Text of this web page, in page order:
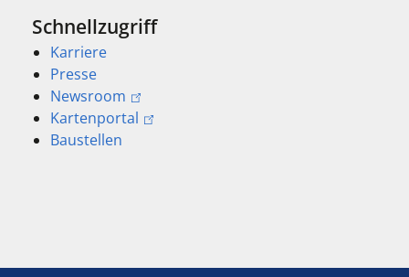
Schnellzugriff
Karriere
Presse
Newsroom
Kartenportal
Baustellen